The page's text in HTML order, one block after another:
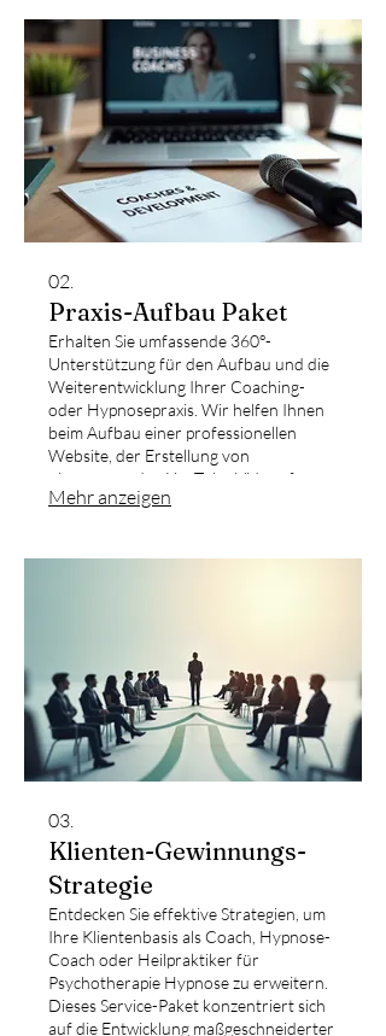
02.
Praxis-Aufbau Paket
Erhalten Sie umfassende 360°-
Unterstützung für den Aufbau und die
Weiterentwicklung Ihrer Coaching-
oder Hypnosepraxis. Wir helfen Ihnen
beim Aufbau einer professionellen
Website, der Erstellung von
überzeugenden YouTube-Videos für
Ihre Klienten und bieten Ihnen
Mehr anzeigen
03.
Klienten-Gewinnungs-
Strategie
Entdecken Sie effektive Strategien, um
Ihre Klientenbasis als Coach, Hypnose-
Coach oder Heilpraktiker für
Psychotherapie Hypnose zu erweitern.
Dieses Service-Paket konzentriert sich
auf die Entwicklung maßgeschneiderter